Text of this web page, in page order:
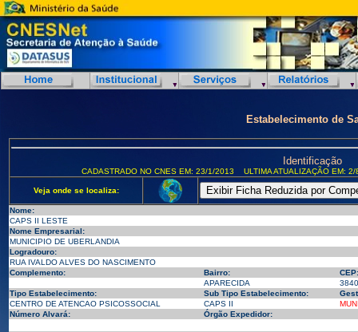
Estabelecimento de
Identificação
CADASTRADO NO CNES EM: 23/1/2013 ULTIMA ATUALIZAÇÃO EM:
Veja onde se localiza:
Nome:
CAPS II LESTE
Nome Empresarial:
MUNICIPIO DE UBERLANDIA
Logradouro:
RUA IVALDO ALVES DO NASCIMENTO
Complemento:
Bairro:
CEP:
APARECIDA
Tipo Estabelecimento:
Sub Tipo Estabelecimento:
CENTRO DE ATENCAO PSICOSSOCIAL
CAPS II
Número Alvará:
Órgão Expedidor: